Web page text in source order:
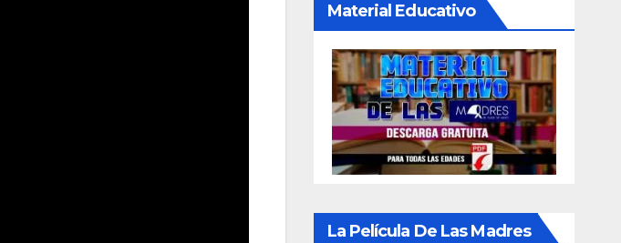
Material Educativo
La Película De Las Madres